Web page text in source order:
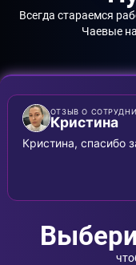
Всегда стараемся
Чаевые
ОТЗЫВ О
Кристина
Кристина, спасибо